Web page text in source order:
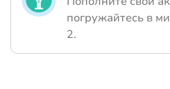
погружайтесь в
2.